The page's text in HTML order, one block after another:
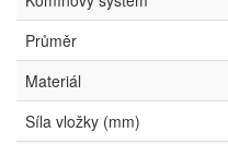
Průměr
Materiál
Síla vložky (mm)